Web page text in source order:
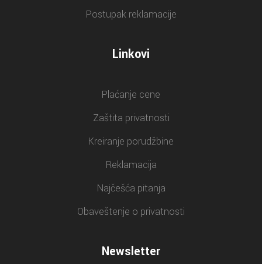
Postupak reklamacije
Linkovi
Plaćanje cene
Zaštita privatnosti
Kreiranje porudžbine
Reklamacija
Najčešća pitanja
Obaveštenje o privatnosti
Newsletter